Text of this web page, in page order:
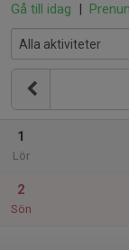
Gå till idag |
1
Lör
2
Sön